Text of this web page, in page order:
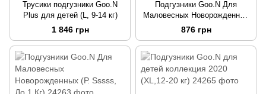
Трусики подгузники Goo.N
Plus для детей (L, 9-14 кг)
1 846 грн
Подгузники Goo.N Для
Маловесных Новорожденных
(Ssss, 1,0 - 2,2 Кг)
876 грн